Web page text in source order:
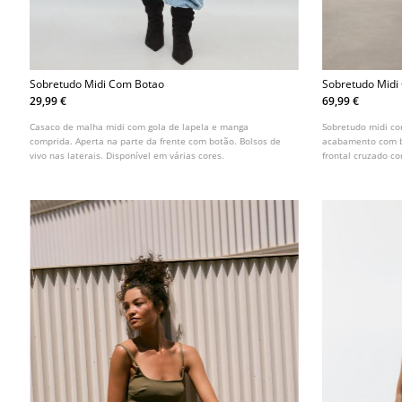
Sobretudo Midi Com Botao
29,99 €
Casaco de malha midi com gola de lapela e manga
comprida. Aperta na parte da frente com botão. Bolsos de
vivo nas laterais. Disponível em várias cores.
Sobretudo Midi
69,99 €
Sobretudo midi
acabamento com
frontal cruzado